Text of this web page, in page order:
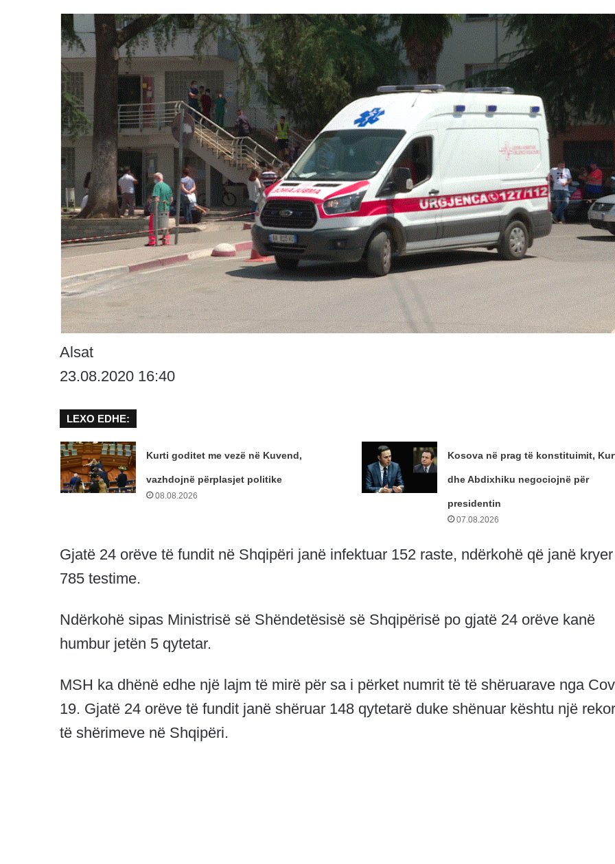
Alsat
23.08.2020 16:40
LEXO EDHE:
Kurti goditet me vezë në Kuvend,
vazhdojnë përplasjet politike
08.08.2026
Kosova në prag të konstituimit,
dhe Abdixhiku negociojnë për
presidentin
07.08.2026
Gjatë 24 orëve të fundit në Shqipëri janë infektuar 152 raste, ndërkohë që janë kryer
785 testime.
Ndërkohë sipas Ministrisë së Shëndetësisë së Shqipërisë po gjatë 24 orëve kanë
humbur jetën 5 qytetar.
MSH ka dhënë edhe një lajm të mirë për sa i përket numrit të të shëruarave nga
19. Gjatë 24 orëve të fundit janë shëruar 148 qytetarë duke shënuar kështu një
të shërimeve në Shqipëri.